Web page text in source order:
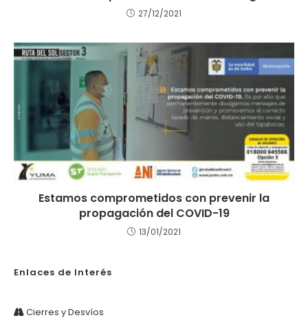
27/12/2021
Estamos comprometidos con prevenir la
propagación del COVID-19
13/01/2021
Enlaces de Interés
Cierres y Desvíos